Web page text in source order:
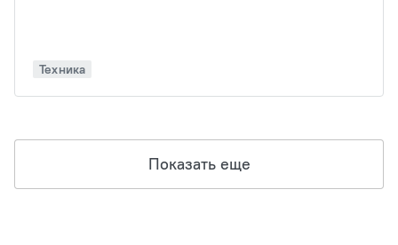
Техника
Показать еще